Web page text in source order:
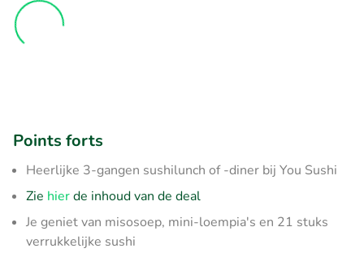
Points forts
Heerlijke 3-gangen sushilunch of -diner bij You Sushi
Zie hierde inhoud van de deal
Je geniet van misosoep, mini-loempia's en 21 stuks
verrukkelijke sushi